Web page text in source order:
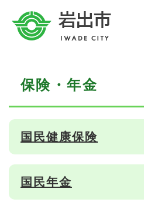
保険・年金
国民健康保険
国民年金